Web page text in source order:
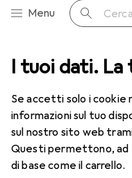
I tuoi dati. La
Se accetti solo i cookie
informazioni sul tuo
sul nostro sito web
Questi permettono, ad
di base come il carrello.
Categoria Navigazione
Menu Cerca
Lenti a contatto Air
Air Optix più
EUR
47,29 EUR
7,88/1pz.